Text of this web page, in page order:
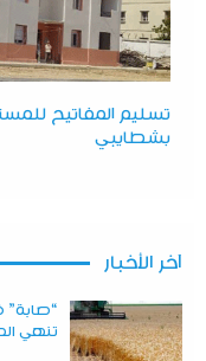
بشطايبي
آخر الأخبار
تنهي